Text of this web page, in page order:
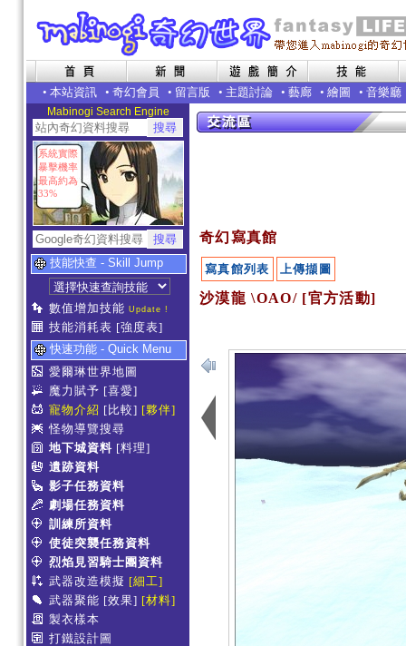
• 本站資訊 • 奇幻會員 • 留言版 • 主題討論 • 藝廊 • 繪圖 • 音樂廳
Mabinogi Search Engine
系統實際
暴擊機率
最高約為
33%
技能快查 - Skill Jump
數值增加技能 Update !
技能消耗表 [強度表]
快速功能 - Quick Menu
愛爾琳世界地圖
魔力賦予 [喜愛]
寵物介紹 [比較] [夥伴]
怪物導覽搜尋
地下城資料 [料理]
遺跡資料
影子任務資料
劇場任務資料
訓練所資料
使徒突襲任務資料
烈焰見習騎士團資料
武器改造模擬 [細工]
武器聚能 [效果] [材料]
製衣樣本
打鐵設計圖
奇幻寫真館
寫真館列表 上傳擷圖
沙漠龍 \OAO/ [官方活動]